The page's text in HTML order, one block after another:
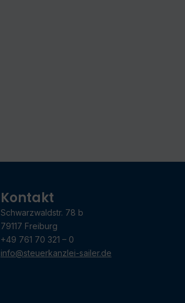
Kontakt
Schwarzwaldstr. 78 b
79117 Freiburg
+49 761 70 321 – 0
info@steuerkanzlei-sailer.de